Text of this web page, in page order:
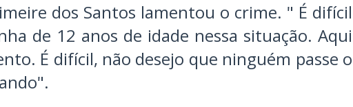
dos Santos lamentou o crime. " É difícil
de 12 anos de idade nessa situação. Aqui
É difícil, não desejo que ninguém passe o